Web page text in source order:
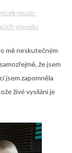
muze-
plevelu
mě neskutečným
že jsem
jsem zapomněla
živé vysílání je